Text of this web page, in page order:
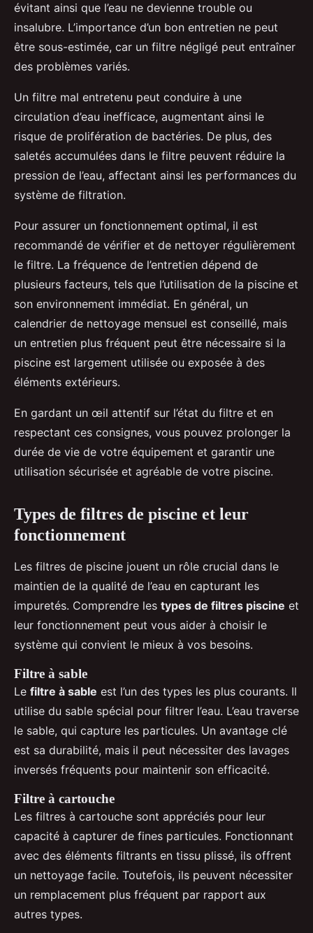
évitant ainsi que l’eau ne devienne trouble ou
insalubre. L’importance d’un bon entretien ne peut
être sous-estimée, car un filtre négligé peut entraîner
des problèmes variés.
Un filtre mal entretenu peut conduire à une
circulation d’eau inefficace, augmentant ainsi le
risque de prolifération de bactéries. De plus, des
saletés accumulées dans le filtre peuvent réduire la
pression de l’eau, affectant ainsi les performances du
système de filtration.
Pour assurer un fonctionnement optimal, il est
recommandé de vérifier et de nettoyer régulièrement
le filtre. La fréquence de l’entretien dépend de
plusieurs facteurs, tels que l’utilisation de la piscine et
son environnement immédiat. En général, un
calendrier de nettoyage mensuel est conseillé, mais
un entretien plus fréquent peut être nécessaire si la
piscine est largement utilisée ou exposée à des
éléments extérieurs.
En gardant un œil attentif sur l’état du filtre et en
respectant ces consignes, vous pouvez prolonger la
durée de vie de votre équipement et garantir une
utilisation sécurisée et agréable de votre piscine.
Types de filtres de piscine et leur
fonctionnement
Les filtres de piscine jouent un rôle crucial dans le
maintien de la qualité de l’eau en capturant les
impuretés. Comprendre les types de filtres piscine et
leur fonctionnement peut vous aider à choisir le
système qui convient le mieux à vos besoins.
Filtre à sable
Le filtre à sable est l’un des types les plus courants. Il
utilise du sable spécial pour filtrer l’eau. L’eau traverse
le sable, qui capture les particules. Un avantage clé
est sa durabilité, mais il peut nécessiter des lavages
inversés fréquents pour maintenir son efficacité.
Filtre à cartouche
Les filtres à cartouche sont appréciés pour leur
capacité à capturer de fines particules. Fonctionnant
avec des éléments filtrants en tissu plissé, ils offrent
un nettoyage facile. Toutefois, ils peuvent nécessiter
un remplacement plus fréquent par rapport aux
autres types.